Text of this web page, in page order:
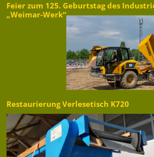
Feier zum 125. Geburtstag des
„Weimar-Werk“
Restaurierung Verlesetisch K720